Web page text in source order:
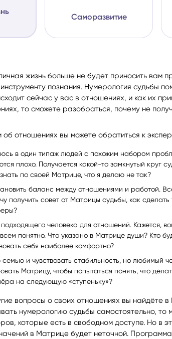
Саморазвитие
жизнь больше не будет приносить вам
познания. Нумерология судьбы
сейчас у вас в отношениях, и как их
то сможете разобраться, почему не
отношениях вы можете обратиться к
в один типаж людей с похожим набором
плохо. Получается какой-то замкнутый круг
по своей Матрице, что я делаю не так?
баланс между отношениями и работой.
получить совет от Матрицы судьбы, как
подходящего человека для отношений. Кажется,
понятно. Что указано в Матрице души? Кто
себя наиболее комфортно?
и чувствовать стабильность, но любимый
Матрицу, чтобы попытаться понять, что
на следующую «ступеньку»?
вопросы о своих отношениях вы найдёте
нумерологию судьбы самостоятельно, то
которые есть в свободном доступе. Но в
в Матрице будет неточной.